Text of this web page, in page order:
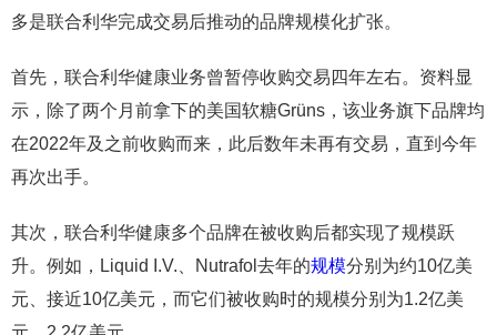
多是联合利华完成交易后推动的品牌规模化扩张。
首先，联合利华健康业务曾暂停收购交易四年左右。资料显
示，除了两个月前拿下的美国软糖Grüns，该业务旗下品牌均
在2022年及之前收购而来，此后数年未再有交易，直到今年
再次出手。
其次，联合利华健康多个品牌在被收购后都实现了规模跃
升。例如，Liquid I.V.、Nutrafol去年的规模分别为约10亿美
元、接近10亿美元，而它们被收购时的规模分别为1.2亿美